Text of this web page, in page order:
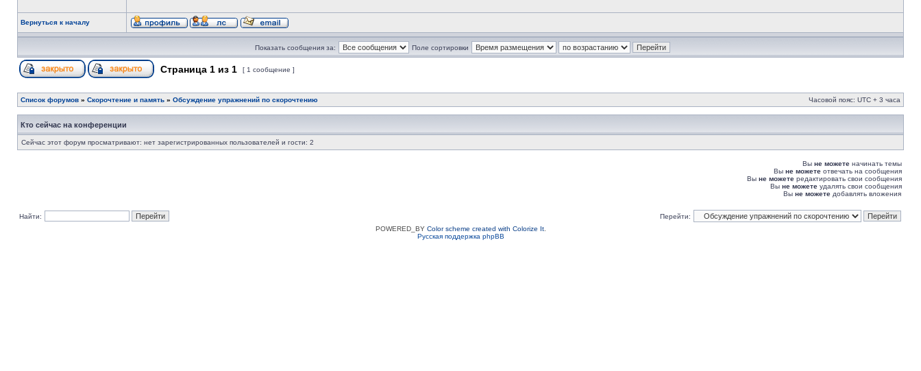
Вернуться к началу
Показать сообщения за: Поле сортировки
Страница 1 из 1 [ 1 сообщение ]
Список форумов » Скорочтение и память » Обсуждение упражнений по скорочтению Часовой пояс: UTC + 3 часа
Кто сейчас на конференции
Сейчас этот форум просматривают: нет зарегистрированных пользователей и гости: 2
Вы не можете начинать темы
Вы не можете отвечать на сообщения
Вы не можете редактировать свои сообщения
Вы не можете удалять свои сообщения
Вы не можете добавлять вложения
Найти:
Перейти:
POWERED_BY Color scheme created with Colorize It.
Русская поддержка phpBB